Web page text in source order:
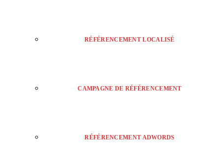
RÉFÉRENCEMENT LOCALISÉ
CAMPAGNE DE RÉFÉRENCEMENT
RÉFÉRENCEMENT ADWORDS